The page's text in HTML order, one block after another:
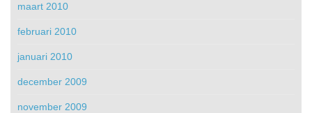
maart 2010
februari 2010
januari 2010
december 2009
november 2009